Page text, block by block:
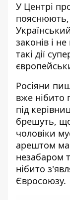
У Центрі
пояснюють
законів і
такі дії
Росіяни
вже нібито
під
брешуть,
чоловіки
арештом
незабаром
нібито
Євросоюзу.